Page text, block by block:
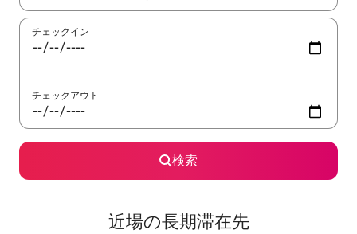
チェックイン
チェックアウト
検索
近場の長期滞在先